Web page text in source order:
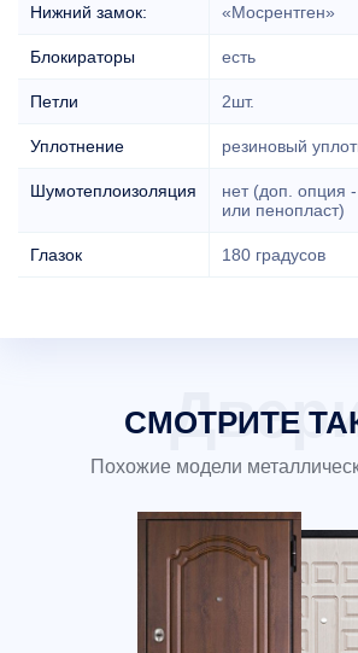
Нижний замок: «Мосрентген»
Блокираторы есть
Петли 2шт.
Уплотнение резиновый
Шумотеплоизоляция
нет (доп. опция
или пенопласт)
Глазок 180 градусов
СМОТРИТЕ
Похожие модели